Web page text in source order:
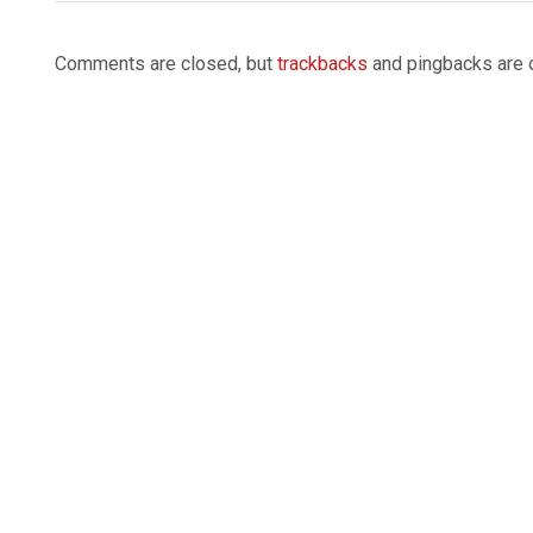
26
Comments are closed, but trackbacks and pingbacks are